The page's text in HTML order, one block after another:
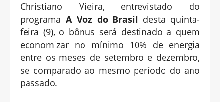
Christiano Vieira, entrevistado do
programa A Voz do Brasil desta quinta-
feira (9), o bônus será destinado a quem
economizar no mínimo 10% de energia
entre os meses de setembro e dezembro,
se comparado ao mesmo período do ano
passado.